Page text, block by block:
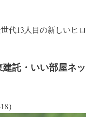
代13人目の新しいヒロ
建託・いい部屋ネッ
）